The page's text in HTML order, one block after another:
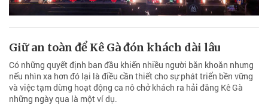
Giữ an toàn để Kê Gà đón khách dài lâu
Có những quyết định ban đầu khiến nhiều người băn khoăn nhưng
nếu nhìn xa hơn đó lại là điều cần thiết cho sự phát triển bền vững
và việc tạm dừng hoạt động ca nô chở khách ra hải đăng Kê Gà
những ngày qua là một ví dụ.